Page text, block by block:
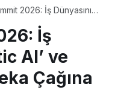
2026: İş Dünyasını
İş
AI’ ve
Çağına